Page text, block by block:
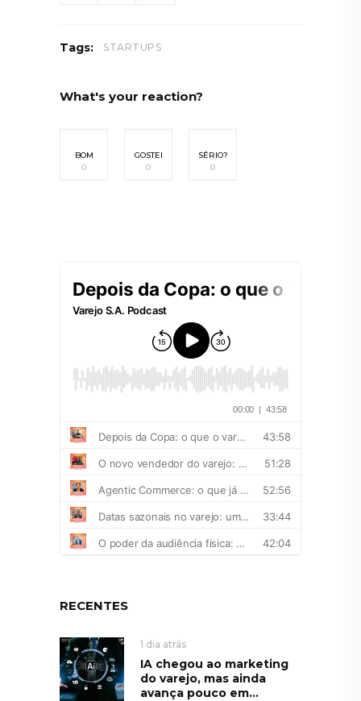
Tags: STARTUPS
What's your reaction?
BOM
0
GOSTEI
0
SÉRIO?
0
RECENTES
1 dia atrás
IA chegou ao marketing
do varejo, mas ainda
avança pouco em...